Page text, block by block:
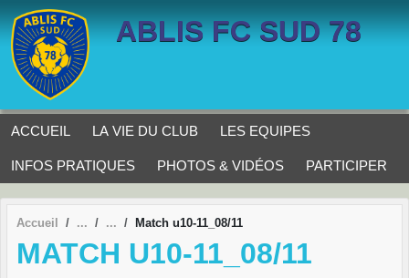
ABLIS FC SUD 78
ACCUEIL LA VIE DU CLUB LES EQUIPES
INFOS PRATIQUES PHOTOS & VIDÉOS PARTICIPER
Accueil Match u10-11_08/11
MATCH U10-11_08/11
Panneau de gestion des cookies